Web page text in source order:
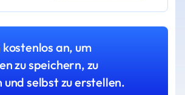
an, um
zu speichern, zu
selbst zu erstellen.